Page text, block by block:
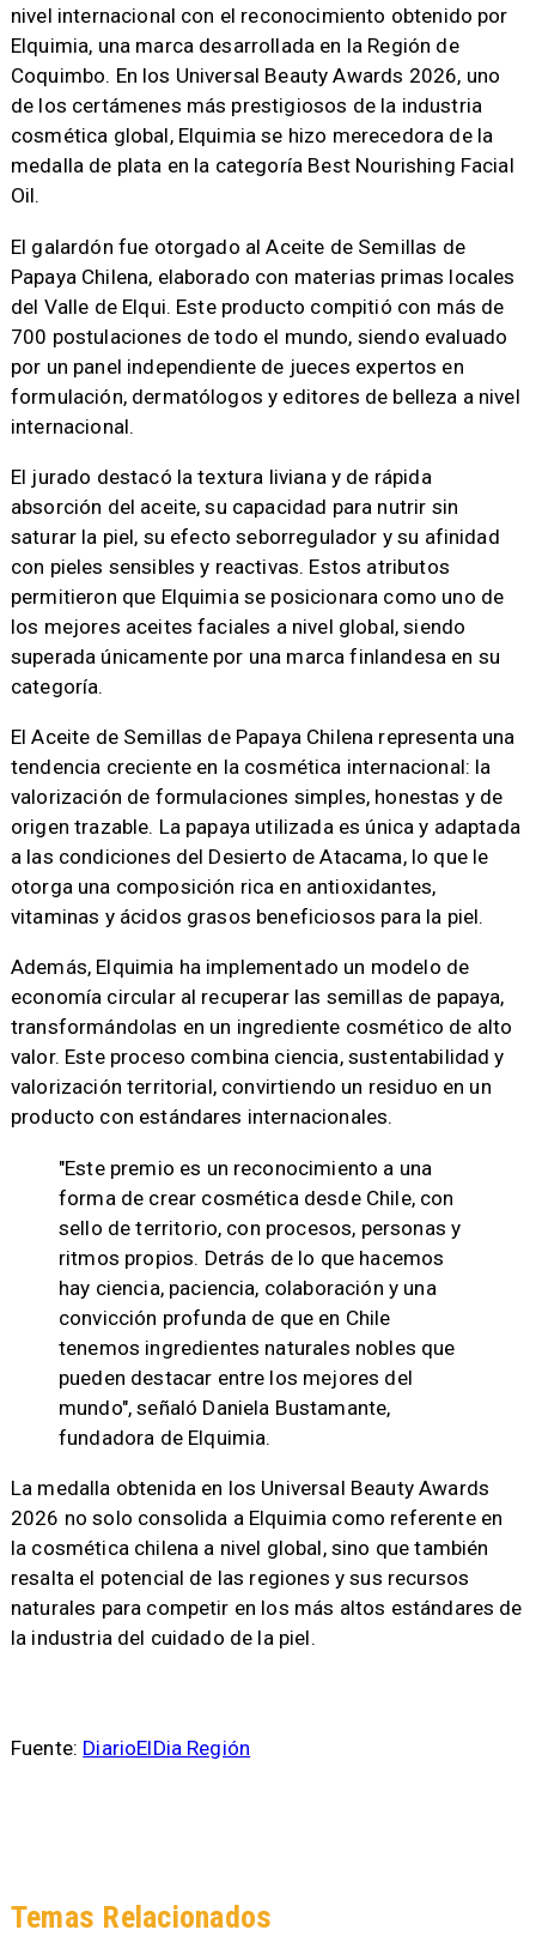
nivel internacional con el reconocimiento obtenido por
Elquimia, una marca desarrollada en la Región de
Coquimbo. En los Universal Beauty Awards 2026, uno
de los certámenes más prestigiosos de la industria
cosmética global, Elquimia se hizo merecedora de la
medalla de plata en la categoría Best Nourishing Facial
Oil.
El galardón fue otorgado al Aceite de Semillas de
Papaya Chilena, elaborado con materias primas locales
del Valle de Elqui. Este producto compitió con más de
700 postulaciones de todo el mundo, siendo evaluado
por un panel independiente de jueces expertos en
formulación, dermatólogos y editores de belleza a nivel
internacional.
El jurado destacó la textura liviana y de rápida
absorción del aceite, su capacidad para nutrir sin
saturar la piel, su efecto seborregulador y su afinidad
con pieles sensibles y reactivas. Estos atributos
permitieron que Elquimia se posicionara como uno de
los mejores aceites faciales a nivel global, siendo
superada únicamente por una marca finlandesa en su
categoría.
El Aceite de Semillas de Papaya Chilena representa una
tendencia creciente en la cosmética internacional: la
valorización de formulaciones simples, honestas y de
origen trazable. La papaya utilizada es única y adaptada
a las condiciones del Desierto de Atacama, lo que le
otorga una composición rica en antioxidantes,
vitaminas y ácidos grasos beneficiosos para la piel.
Además, Elquimia ha implementado un modelo de
economía circular al recuperar las semillas de papaya,
transformándolas en un ingrediente cosmético de alto
valor. Este proceso combina ciencia, sustentabilidad y
valorización territorial, convirtiendo un residuo en un
producto con estándares internacionales.
"Este premio es un reconocimiento a una
forma de crear cosmética desde Chile, con
sello de territorio, con procesos, personas y
ritmos propios. Detrás de lo que hacemos
hay ciencia, paciencia, colaboración y una
convicción profunda de que en Chile
tenemos ingredientes naturales nobles que
pueden destacar entre los mejores del
mundo", señaló Daniela Bustamante,
fundadora de Elquimia.
La medalla obtenida en los Universal Beauty Awards
2026 no solo consolida a Elquimia como referente en
la cosmética chilena a nivel global, sino que también
resalta el potencial de las regiones y sus recursos
naturales para competir en los más altos estándares de
la industria del cuidado de la piel.
Fuente: DiarioElDia Región
Temas Relacionados